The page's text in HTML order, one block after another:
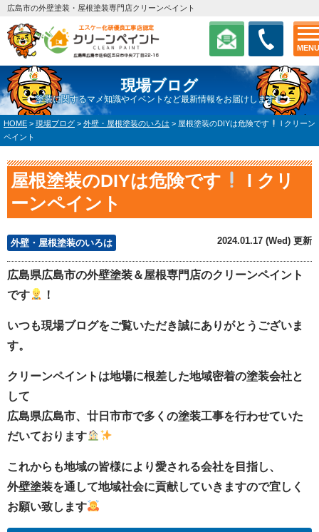
MENU
広島市の外壁塗装・屋根塗装専門店クリーンペイント
現場ブログ
塗装に関するマメ知識やイベントなど最新情報をお届けします！
HOME > 現場ブログ > 外壁・屋根塗装のいろは > 屋根塗装のDIYは危険です
l クリーン
ペイント
屋根塗装のDIYは危険です
l クリ
ーンペイント
外壁・屋根塗装のいろは 2024.01.17 (Wed) 更新
広島県広島市の外壁塗装＆屋根専門店のクリーンペイント
です
！
いつも現場ブログをご覧いただき誠にありがとうございま
す。
クリーンペイントは地場に根差した地域密着の塗装会社と
して
広島県広島市、廿日市市で多くの塗装工事を行わせていた
だいております
これからも地域の皆様により愛される会社を目指し、
外壁塗装を通して地域社会に貢献していきますので宜しく
お願い致します